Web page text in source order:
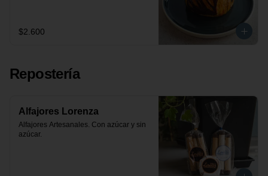
$2.600
Repostería
Alfajores Lorenza
Alfajores Artesanales. Con azúcar y sin
azúcar.